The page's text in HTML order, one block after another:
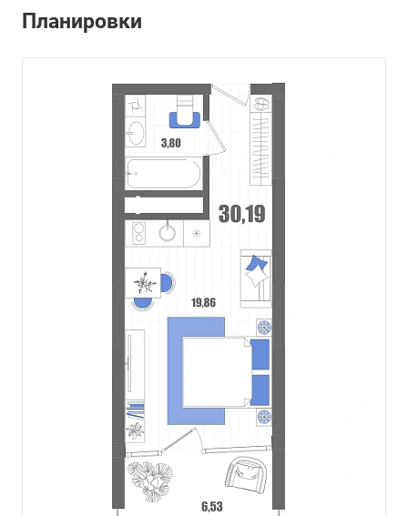
Планировки